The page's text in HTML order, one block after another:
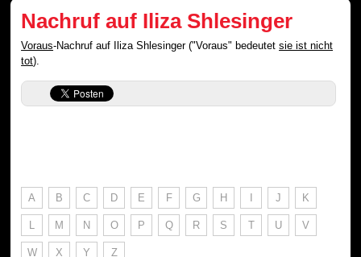
Nachruf auf Iliza Shlesinger
Voraus-Nachruf auf Iliza Shlesinger ("Voraus" bedeutetsie ist nicht
tot).
A B C D E F G H I J K
L M N O P Q R S T U V
W X Y Z